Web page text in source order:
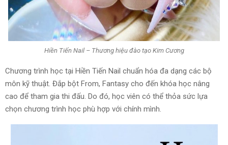
Hiền Tiến Nail – Thương hiệu đào tạo Kim Cương
Chương trình học tại Hiền Tiến Nail chuẩn hóa đa dạng các bộ
môn kỹ thuật. Đắp bột From, Fantasy cho đến khóa học nâng
cao để tham gia thi đấu. Do đó, học viên có thể thỏa sức lựa
chọn chương trình học phù hợp với chính mình.